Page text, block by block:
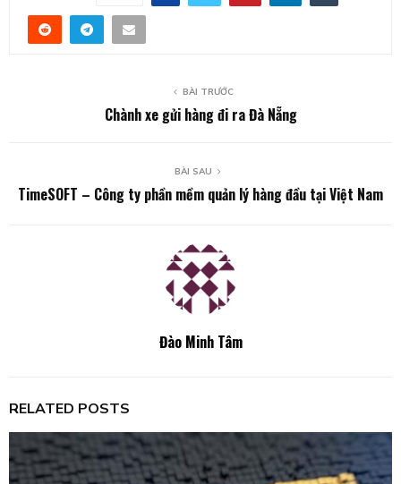
BÀI TRƯỚC
Chành xe gửi hàng đi ra Đà Nẵng
BÀI SAU
TimeSOFT – Công ty phần mềm quản lý hàng đầu tại Việt Nam
Đào Minh Tâm
RELATED POSTS